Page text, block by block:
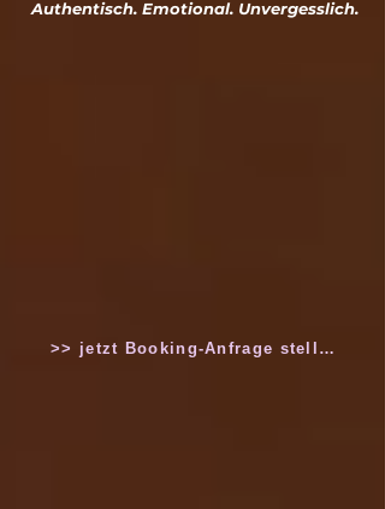
Authentisch. Emotional. Unvergesslich.
>> jetzt Booking-Anfrage stellen!